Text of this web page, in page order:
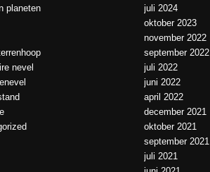
planeten
nevel
juli 2024
oktober 2023
november 2022
september 2022
juli 2022
juni 2022
april 2022
december 2021
oktober 2021
september 2021
juli 2021